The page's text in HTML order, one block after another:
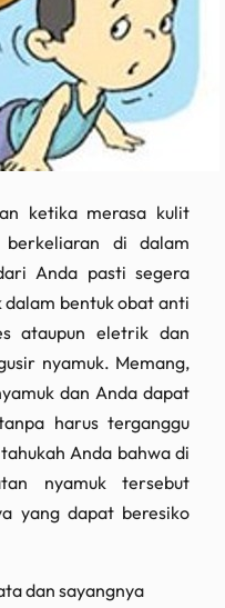
ketika merasa kulit
di dalam
Anda pasti segera
bentuk obat anti
ataupun eletrik dan
nyamuk. Memang,
dan Anda dapat
harus terganggu
Anda bahwa di
nyamuk tersebut
yang dapat beresiko
dan sayangnya